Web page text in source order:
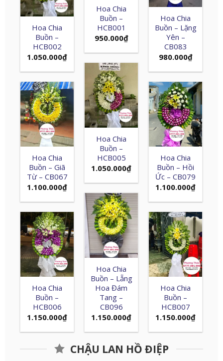
Hoa Chia
Buồn –
HCB001
950.000₫
Hoa Chia
Buồn – Lặng
Yên –
CB083
980.000₫
Hoa Chia
Buồn –
HCB002
1.050.000₫
Hoa Chia
Buồn –
HCB005
1.050.000₫
Hoa Chia
Buồn – Giã
Từ – CB067
1.100.000₫
Hoa Chia
Buồn – Hồi
Ức – CB079
1.100.000₫
Hoa Chia
Buồn – Lẵng
Hoa Đám
Tang –
CB096
1.150.000₫
Hoa Chia
Buồn –
HCB006
1.150.000₫
Hoa Chia
Buồn –
HCB007
1.150.000₫
CHẬU LAN HỒ ĐIỆP